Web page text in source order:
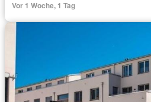
Vor 1 Woche, 1 Tag